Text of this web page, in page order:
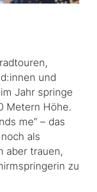
und
Jahr springe
Metern Höhe.
me“ – das
als
aber trauen,
zu